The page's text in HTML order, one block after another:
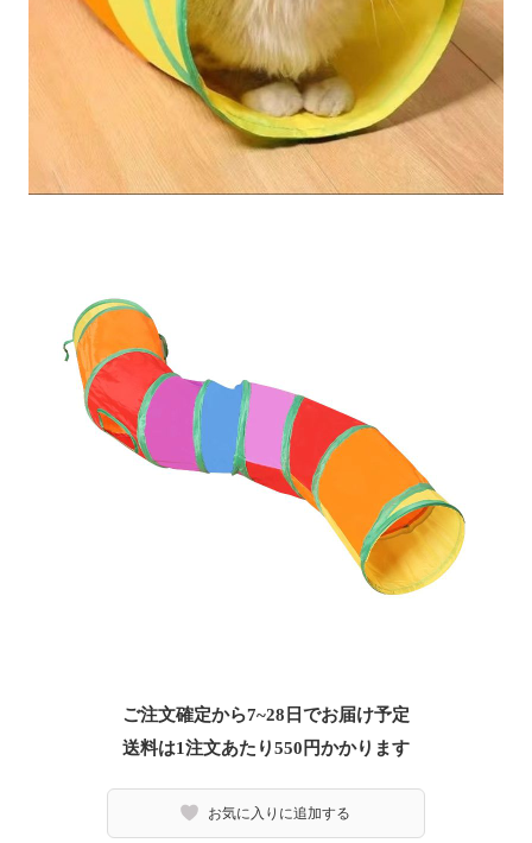
ご注文確定から7~28日でお届け予定
送料は1注文あたり550 円かかります
お気に入りに追加する